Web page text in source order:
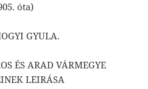
óta)
GYULA.
ÉS ARAD VÁRMEGYE
LEIRÁSA